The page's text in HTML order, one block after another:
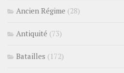
Ancien Régime (28)
Antiquité (73)
Batailles (172)